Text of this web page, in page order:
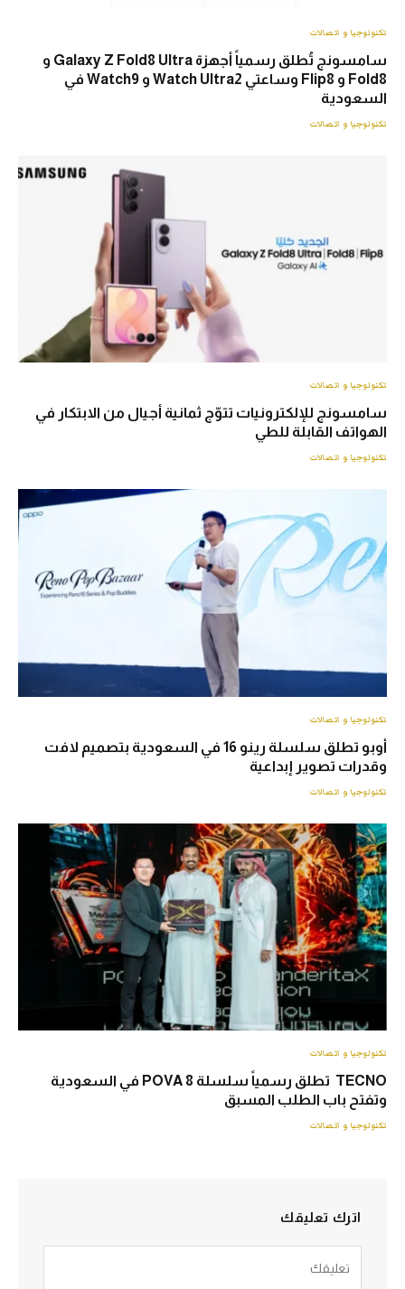
تكنولوجيا و اتصالات
سامسونج تُطلق رسمياً أجهزة Galaxy Z Fold8 Ultra و
Fold8 و Flip8 وساعتي Watch Ultra2 و Watch9 في
السعودية
تكنولوجيا و اتصالات
تكنولوجيا و اتصالات
سامسونج للإلكترونيات تتوّج ثمانية أجيال من الابتكار في
الهواتف القابلة للطي
تكنولوجيا و اتصالات
تكنولوجيا و اتصالات
أوبو تطلق سلسلة رينو 16 في السعودية بتصميم لافت
وقدرات تصوير إبداعية
تكنولوجيا و اتصالات
تكنولوجيا و اتصالات
TECNO تطلق رسمياً سلسلة POVA 8 في السعودية
وتفتح باب الطلب المسبق
تكنولوجيا و اتصالات
اترك تعليقك